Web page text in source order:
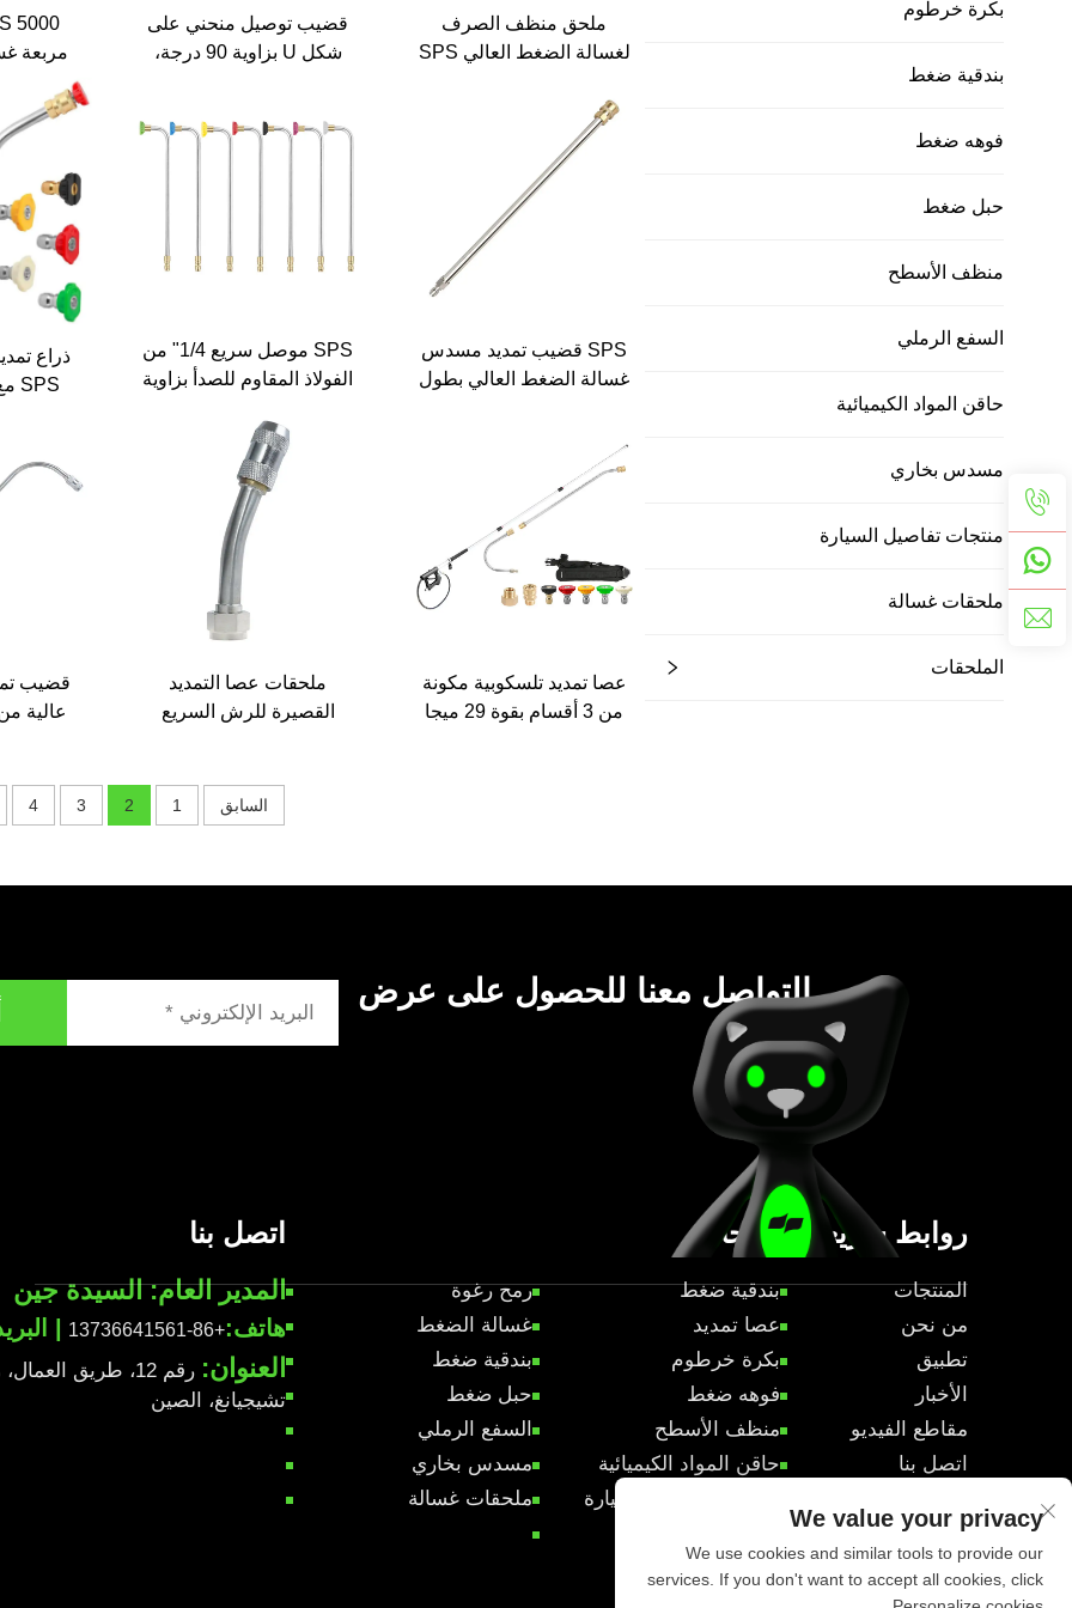
بكرة خرطوم
بندقية ضغط
فوهه ضغط
حبل ضغط
منظف الأسطح
السفع الرملي
حاقن المواد الكيميائية
مسدس بخاري
منتجات تفاصيل السيارة
ملحقات غسالة
الملحقات
ملحق منظف الصرف
لغسالة الضغط العالي SPS
تمديد منحني بزاوية 90 درجة
قضيب توصيل منحني على
شكل U بزاوية 90 درجة،
بضغط 4000 رطل لكل
مربعة
SPS قضيب تمديد مسدس
غسالة الضغط العالي بطول
SPS موصل سريع 1/4" من
الفولاذ المقاوم للصدأ بزاوية
قضيب التمديد لغسالة
الضغط مع 7 فوهات بألوان
مختلفة
ذراع
عصا تمديد تلسكوبية مكونة
من 3 أقسام بقوة 29 ميجا
ملحقات عصا التمديد
القصيرة للرش السريع
لمضخة غسالة السيارة
قضيب
السابق 1
2
3
4
يرجى التواصل معنا للحصول على عرض
أسعار نهائي
روابط سريعة
المنتجات
من نحن
تطبيق
الأخبار
مقاطع الفيديو
اتصل بنا
منتجات
بندقية ضغط
رمح رغوة
عصا تمديد
غسالة الضغط
بكرة خرطوم
بندقية ضغط
فوهه ضغط
حبل ضغط
منظف الأسطح
السفع الرملي
حاقن المواد الكيميائية
مسدس بخاري
منتجات تفاصيل السيارة
ملحقات غسالة
اتصل بنا
المدير العام: السيدة جين
هاتف:+86-13736641561
|
العنوان:
رقم 12، طريق
تشيجيانغ، الصين
We value your privacy
We use cookies and similar tools to provide our
services. If you don't want to accept all cookies, click